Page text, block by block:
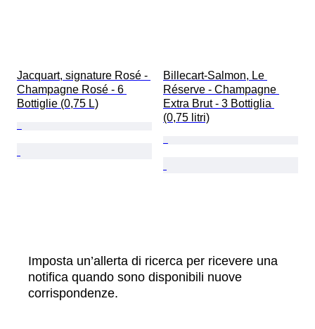
Jacquart, signature Rosé -
Champagne Rosé - 6
Bottiglie (0,75 L)
Billecart-Salmon, Le
Réserve - Champagne
Extra Brut - 3 Bottiglia
(0,75 litri)
Imposta un’allerta di ricerca per ricevere una
notifica quando sono disponibili nuove
corrispondenze.